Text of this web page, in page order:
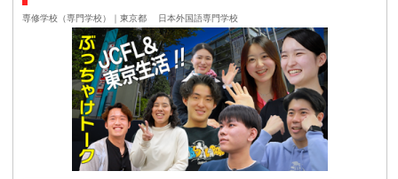
専修学校（専門学校）｜東京都 日本外国語専門学校